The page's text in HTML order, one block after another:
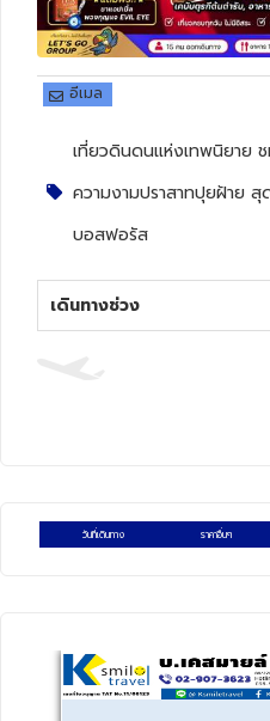
อีเมล
เที่ยวดินดนแห่งเทพนิยาย
ความงามปราสาทปุยฝ้าย
บอสฟอรัส
เดินทางช่วง
วันที่เดินทาง ราคาอื่นๆ
ทัวร์จอร์เจีย
ทัวร์นิวซีแลนด์